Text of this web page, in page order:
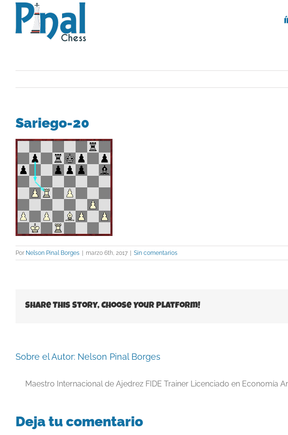
Saltar
contenido
Sariego-20
Por Nelson Pinal Borges | marzo 6th, 2017 | Sin comentarios
Share This Story, Choose Your Platform!
Sobre el Autor: Nelson Pinal Borges
Maestro Internacional de Ajedrez FIDE Trainer Licenciado en Economía
Deja tu comentario